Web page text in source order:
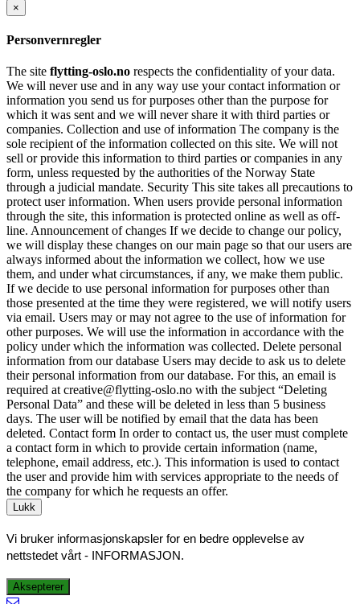
×
Personvernregler
The site flytting-oslo.no respects the confidentiality of your data.
We will never use and in any way use your contact information or
information you send us for purposes other than the purpose for
which it was sent and we will never share it with third parties or
companies. Collection and use of information The company is the
sole recipient of the information collected on this site. We will not
sell or provide this information to third parties or companies in any
form, unless requested by the authorities of the Norway State
through a judicial mandate. Security This site takes all precautions to
protect user information. When users provide personal information
through the site, this information is protected online as well as off-
line. Announcement of changes If we decide to change our policy,
we will display these changes on our main page so that our users are
always informed about the information we collect, how we use
them, and under what circumstances, if any, we make them public.
If we decide to use personal information for purposes other than
those presented at the time they were registered, we will notify users
via email. Users may or may not agree to the use of information for
other purposes. We will use the information in accordance with the
policy under which the information was collected. Delete personal
information from our database Users may decide to ask us to delete
their personal information from our database. For this, an email is
required at creative@flytting-oslo.no with the subject “Deleting
Personal Data” and these will be deleted in less than 5 business
days. The user will be notified by email that the data has been
deleted. Contact form In order to contact us, the user must complete
a contact form in which to provide certain information (name,
telephone, email address, etc.). This information is used to contact
the user and provide him with services appropriate to the needs of
the company for which he requests an offer.
Lukk
Vi bruker informasjonskapsler for en bedre opplevelse av
nettstedet vårt -
INFORMASJON.
Aksepterer